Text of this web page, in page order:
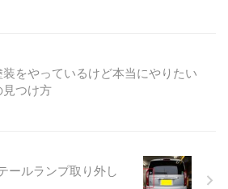
す。 &n ...
バ
ポイ
修理
ー層（透明な塗膜）の下にベ
が発生してしまいます。 劣化
した塗膜を削り落として塗装
をやっているけど本当にやりたい
見つけ方
ールランプ取り外し